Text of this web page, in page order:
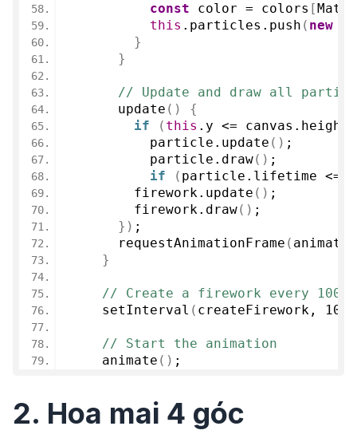
const color = colors [Math.
this . particles . push ( new
}
}
// Update and draw all
update ( )
{
if
( this . y <= canvas. height
          particle.
update ( ) ;
          particle.
draw( ) ;
if
( particle. lifetime <=
        firework.
update ( ) ;
        firework.
draw( ) ;
} ) ;
requestAnimationFrame ( animate
}
// Create a firework every
setInterval ( createFirework, 1000
// Start the animation
animate ( ) ;
2. Hoa mai 4 góc